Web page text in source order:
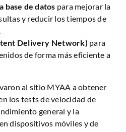
base de datos para mejorar la
y reducir los tiempos de
Delivery Network) para
de forma más eficiente a
al sitio MYAA a obtener
los tests de velocidad de
general y la
dispositivos móviles y de